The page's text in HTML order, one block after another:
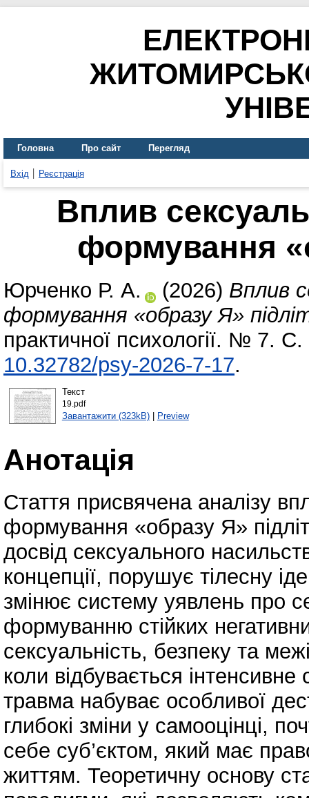
Головна Про сайт Перегляд
Вхід Реєстрація
Вплив
формування
Юрченко Р. А. (2026) Вплив
формування «образу Я»
практичної психології. № 7.
10.32782/psy-2026-7-17.
Текст
19.pdf
Завантажити (323kB)| Preview
Анотація
Стаття присвячена аналізу
формування «образу Я»
досвід сексуального
концепції, порушує тілесну
змінює систему уявлень про
формуванню стійких
сексуальність, безпеку та
коли відбувається інтенсивне
травма набуває особливої
глибокі зміни у самооцінці,
себе суб’єктом, який має
життям. Теоретичну основу